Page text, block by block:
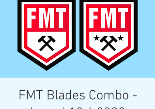
FMT Blades Combo -